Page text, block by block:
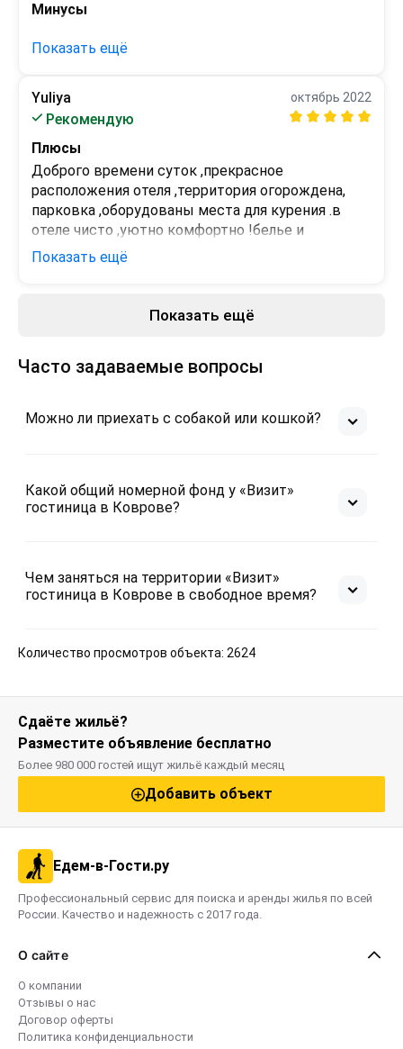
Минусы
Показать ещё
Yuliya
Рекомендую
октябрь 2022
Плюсы
Доброго времени суток ,прекрасное
расположения отеля ,территория огорождена,
парковка ,оборудованы места для курения .в
отеле чисто ,уютно комфортно !белье и
принадлежности -все превосходно !все
необходимое в номере есть .персонал очень
Завтрак каждый день разный по меню .в наш
,печенье .все отлично ✌️
место .белоснежное белье и постель .чайник
,чашки ,холодильник .шкаф .чистейшие ванные и
номере
Все прекрасно
Показать ещё
Показать ещё
Часто задаваемые вопросы
Можно ли приехать с собакой или кошкой?
Какой общий номерной фонд у «Визит»
гостиница в Коврове?
Чем заняться на территории «Визит»
гостиница в Коврове в свободное время?
Количество просмотров объекта: 2624
Сдаёте жильё?
Разместите объявление бесплатно
Более 980 000 гостей ищут жильё каждый месяц
Добавить объект
Едем-в-Гости.ру
Профессиональный сервис для поиска и аренды жилья по всей
России. Качество и надежность с 2017 года.
О сайте
О компании
Отзывы о нас
Договор оферты
Политика конфиденциальности